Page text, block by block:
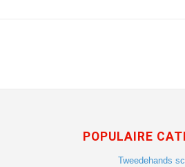
POPULAIRE
Tweedehands